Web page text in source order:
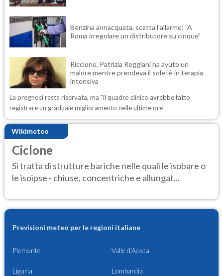
Benzina annacquata, scatta l'allarme: "A
Roma irregolare un distributore su cinque"
Riccione, Patrizia Reggiani ha avuto un
malore mentre prendeva il sole: è in terapia
intensiva
La prognosi resta riservata, ma "il quadro clinico avrebbe fatto
registrare un graduale miglioramento nelle ultime ore"
Wikimeteo
Ciclone
Si tratta di strutture bariche nelle quali le isobare o
le isoipse - chiuse, concentriche e allungat...
Previsioni meteo per le regioni italiane
Piemonte Valle d'Aosta
Liguria Lombardia